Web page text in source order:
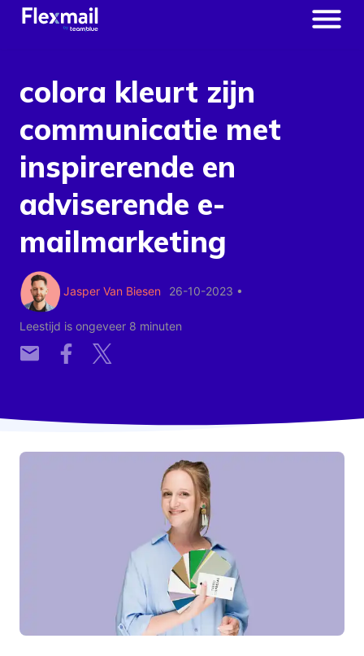
colora kleurt zijn
communicatie met
inspirerende en
adviserende e-
mailmarketing
Jasper Van Biesen 26-10-2023 •
Leestijd is ongeveer 8 minuten